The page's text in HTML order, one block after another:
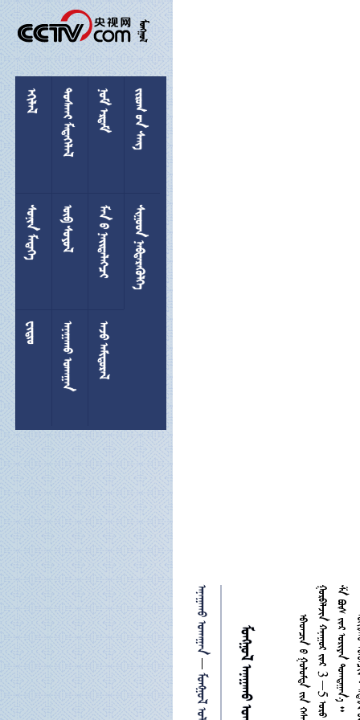

 

 
 
 
 
 
 
  
 
 
 